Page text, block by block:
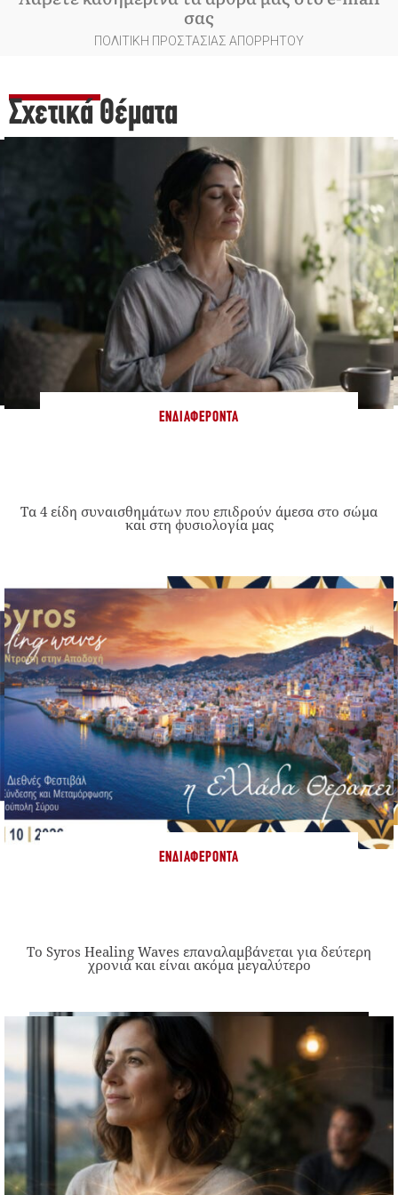
σας
ΠΟΛΙΤΙΚΗ ΠΡΟΣΤΑΣΙΑΣ ΑΠΟΡΡΗΤΟΥ
Σχετικά Θέματα
ΕΝΔΙΑΦΈΡΟΝΤΑ
Τα 4 είδη συναισθημάτων που επιδρούν άμεσα στο σώμα
και στη φυσιολογία μας
ΕΝΔΙΑΦΈΡΟΝΤΑ
Το Syros Healing Waves επαναλαμβάνεται για δεύτερη
χρονιά και είναι ακόμα μεγαλύτερο